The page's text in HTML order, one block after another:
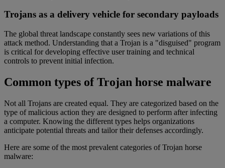
Trojans as a delivery vehicle for secondary payloads
The global threat landscape constantly sees new variations of this
attack method. Understanding that a Trojan is a "disguised" program
is critical for developing effective user training and technical
controls to prevent initial infection.
Common types of Trojan horse malware
Not all Trojans are created equal. They are categorized based on the
type of malicious action they are designed to perform after infecting
a computer. Knowing the different types helps organizations
anticipate potential threats and tailor their defenses accordingly.
Here are some of the most prevalent categories of Trojan horse
malware: